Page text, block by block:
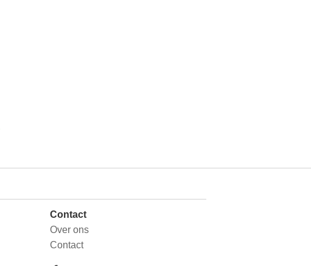
Contact
Over ons
Contact